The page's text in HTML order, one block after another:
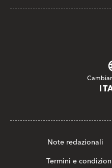
Note redazionali
Termini e